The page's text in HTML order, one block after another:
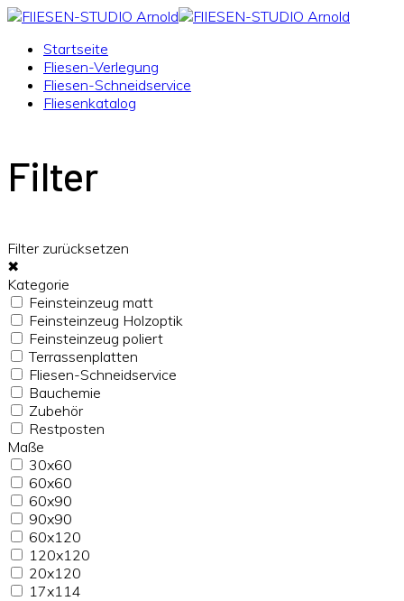
Startseite
Fliesen-Verlegung
Fliesen-Schneidservice
Fliesenkatalog
Filter
Filter zurücksetzen
✖
Kategorie
Feinsteinzeug matt
Feinsteinzeug Holzoptik
Feinsteinzeug poliert
Terrassenplatten
Fliesen-Schneidservice
Bauchemie
Zubehör
Restposten
Maße
30x60
60x60
60x90
90x90
60x120
120x120
20x120
17x114